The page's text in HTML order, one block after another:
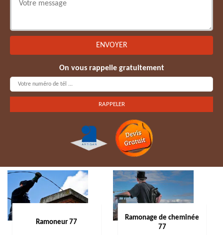
On vous rappelle gratuitement
Ramoneur 77
Ramonage de cheminée
77